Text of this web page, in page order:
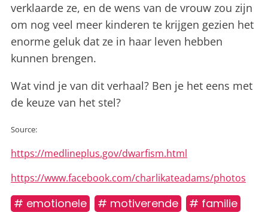
verklaarde ze, en de wens van de vrouw zou zijn
om nog veel meer kinderen te krijgen gezien het
enorme geluk dat ze in haar leven hebben
kunnen brengen.
Wat vind je van dit verhaal? Ben je het eens met
de keuze van het stel?
Source:
https://medlineplus.gov/dwarfism.html
https://www.facebook.com/charlikateadams/photos
# emotionele # motiverende # familie